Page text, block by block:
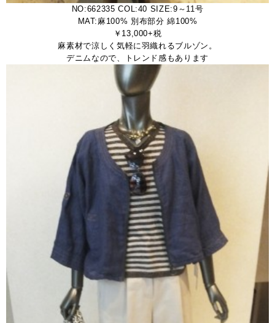
NO:662335 COL:40 SIZE:9～11号
MAT:麻100% 別布部分 綿100%
￥13,000+税
麻素材で涼しく気軽に羽織れるブルゾン。
デニムなので、トレンド感もあります